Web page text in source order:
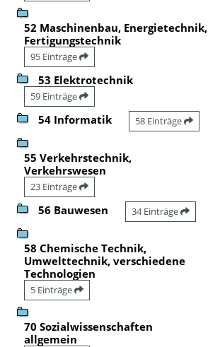
52 Maschinenbau, Energietechnik,
Fertigungstechnik
95 Einträge
53 Elektrotechnik
59 Einträge
54 Informatik 58 Einträge
55 Verkehrstechnik,
Verkehrswesen
23 Einträge
56 Bauwesen 34 Einträge
58 Chemische Technik,
Umwelttechnik, verschiedene
Technologien
5 Einträge
70 Sozialwissenschaften
allgemein